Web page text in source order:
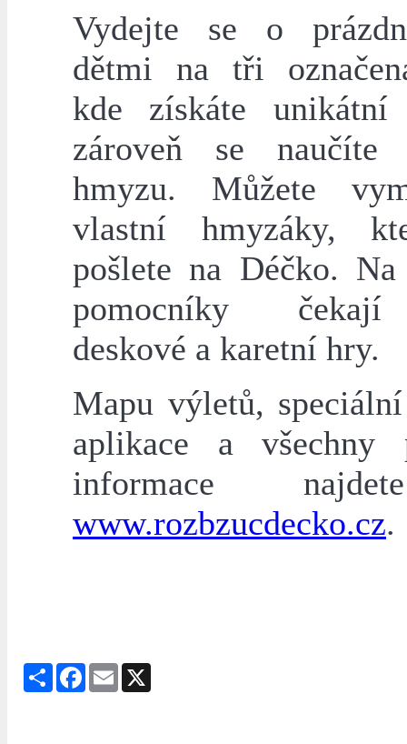
Vydejte se o
dětmi na tři
kde získáte
zároveň se
hmyzu. Můžete
vlastní hmyzáky,
pošlete na Déčko. Na
pomocníky
deskové a karetní hry.
Mapu výletů,
aplikace a všechny
informace
www.rozbzucdecko.cz.
Share Facebook
Email